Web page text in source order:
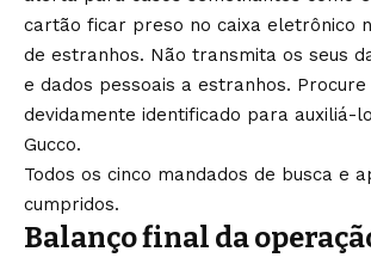
cartão ficar preso no caixa eletrônico
de estranhos. Não transmita os seus
e dados pessoais a estranhos. Procure
devidamente identificado para auxiliá-
Gucco.
Todos os cinco mandados de busca e
cumpridos.
Balanço final da